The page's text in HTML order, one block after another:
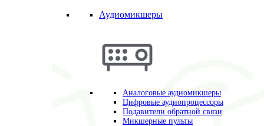
Аудиомикшеры
Аналоговые аудиомикшеры
Цифровые аудиопроцессоры
Подавители обратной связи
Микшерные пульты